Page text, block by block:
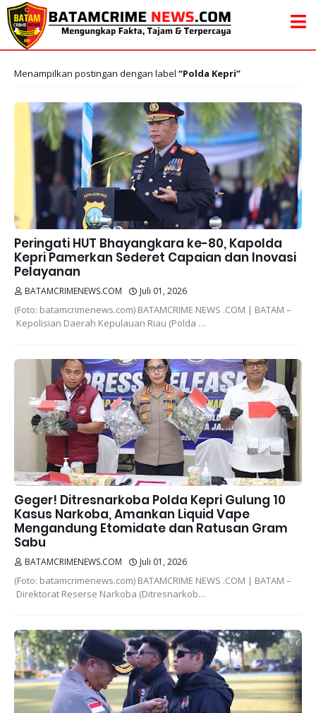
Menampilkan postingan dengan label Polda Kepri
Peringati HUT Bhayangkara ke-80, Kapolda
Kepri Pamerkan Sederet Capaian dan Inovasi
Pelayanan
BATAMCRIMENEWS.COM Juli 01, 2026
(Foto: batamcrimenews.com) BATAMCRIME NEWS .COM | BATAM –
Kepolisian Daerah Kepulauan Riau (Polda …
Geger! Ditresnarkoba Polda Kepri Gulung 10
Kasus Narkoba, Amankan Liquid Vape
Mengandung Etomidate dan Ratusan Gram
Sabu
BATAMCRIMENEWS.COM Juli 01, 2026
(Foto: batamcrimenews.com) BATAMCRIME NEWS .COM | BATAM –
Direktorat Reserse Narkoba (Ditresnarkob…